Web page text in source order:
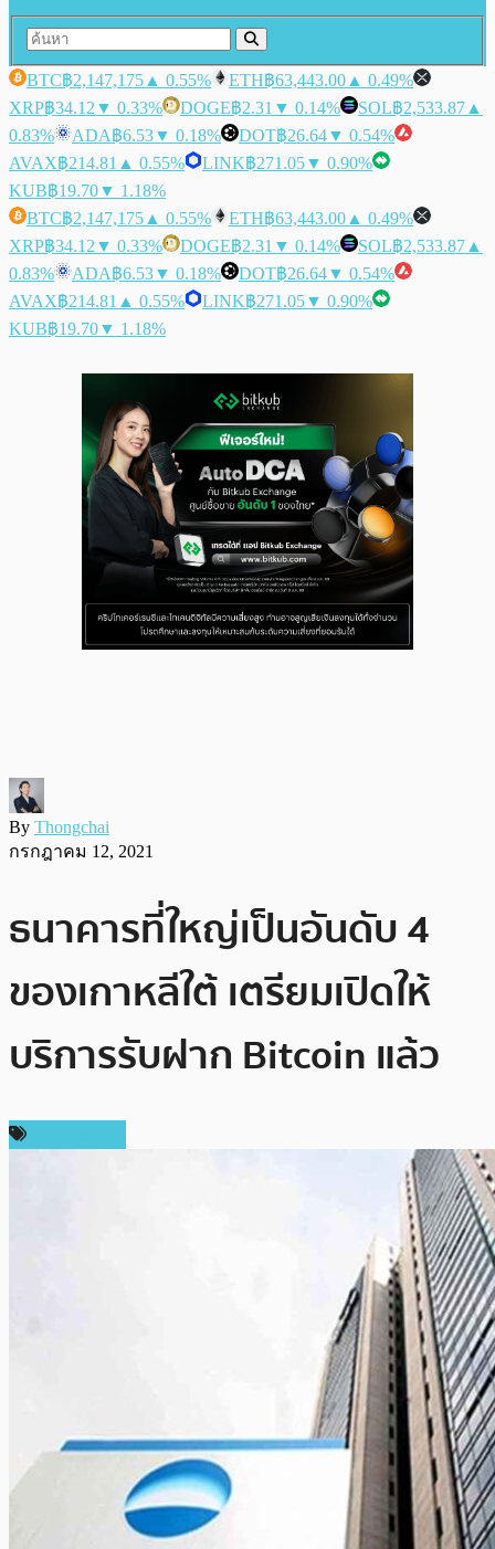
BTC฿2,147,175 ▲ 0.55% ETH฿63,443.00 ▲ 0.49%
XRP฿34.12 ▼ 0.33% DOGE฿2.31 ▼ 0.14% SOL฿2,533.87 ▲
0.83%
ADA฿6.53▼ 0.18% DOT฿26.64▼ 0.54%
AVAX฿214.81 ▲ 0.55% LINK฿271.05▼ 0.90%
KUB฿19.70▼ 1.18%
BTC฿2,147,175 ▲ 0.55% ETH฿63,443.00 ▲ 0.49%
XRP฿34.12 ▼ 0.33% DOGE฿2.31 ▼ 0.14% SOL฿2,533.87 ▲
0.83%
ADA฿6.53▼ 0.18% DOT฿26.64▼ 0.54%
AVAX฿214.81 ▲ 0.55% LINK฿271.05▼ 0.90%
KUB฿19.70▼ 1.18%
By Thongchai
กรกฎาคม 12, 2021
ธนาคารที่ใหญ่เป็นอันดับ 4
ของเกาหลีใต้ เตรียมเปิดให้
บริการรับฝาก Bitcoin แล้ว